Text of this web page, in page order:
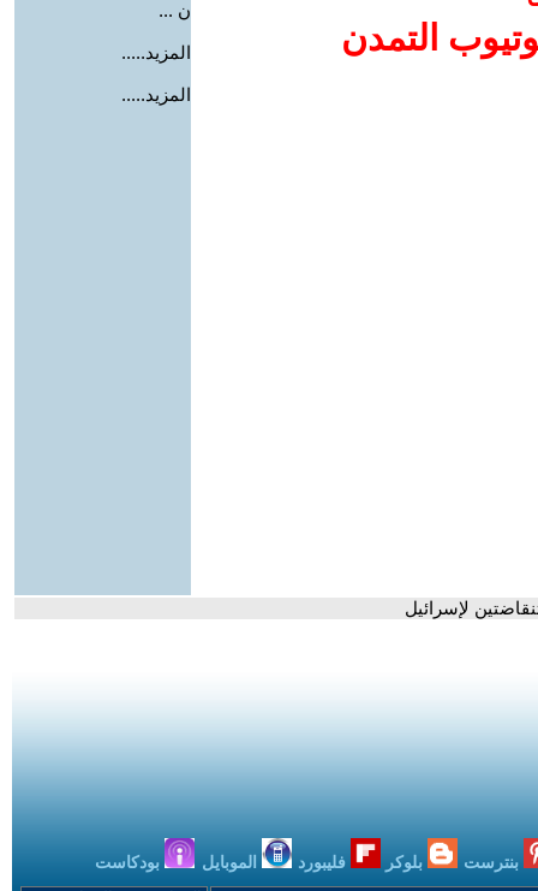
التمدن
ن ...
المزيد.....
المزيد.....
لإسرائيل
بنترست بلوكر فليبورد الموبايل بودكاست